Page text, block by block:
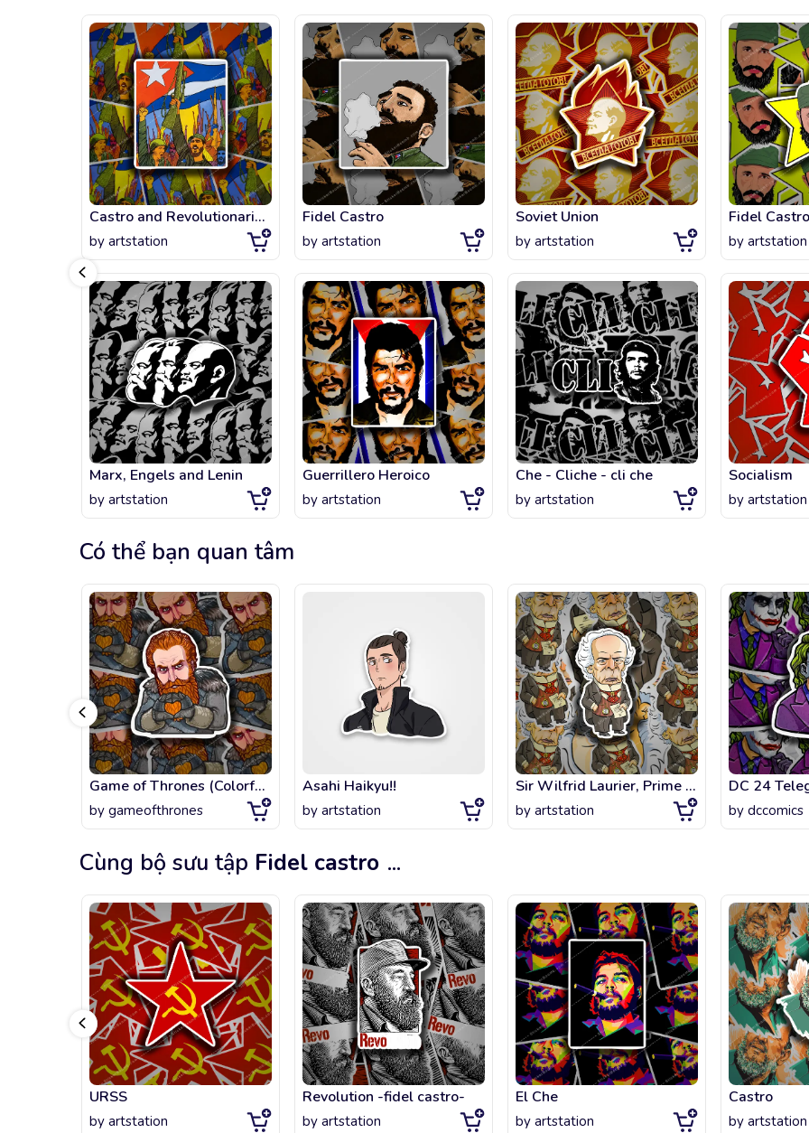
Castro and Revolutionaries Celebrating
by artstation
Marx, Engels and Lenin
by artstation
Fidel Castro
by artstation
Guerrillero Heroico
by artstation
Soviet Union
by artstation
Che - Cliche - cli che
by artstation
by artstation
Socialism
by artstation
Có thể bạn quan tâm
Game of Thrones (Colorful) 1 Telegram Sticker
by gameofthrones
Asahi Haikyu!!
by artstation
Sir Wilfrid Laurier, Prime Minister of Canada
by artstation
DC 24
by dccomics
Cùng bộ sưu tập Fidel castro ...
URSS
by artstation
Revolution -fidel castro-
by artstation
El Che
by artstation
Castro
by artstation